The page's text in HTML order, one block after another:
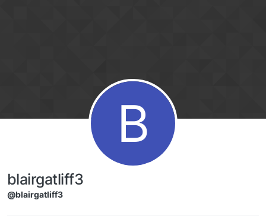
B
blairgatliff3
@blairgatliff3